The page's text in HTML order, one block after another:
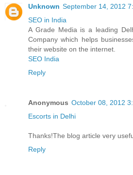
Unknown September 14, 2012
SEO in India
A Grade Media is a leading
Company which helps
their website on the internet.
SEO India
Reply
Anonymous October 08, 2012
Escorts in Delhi
Thanks!The blog article very
Reply